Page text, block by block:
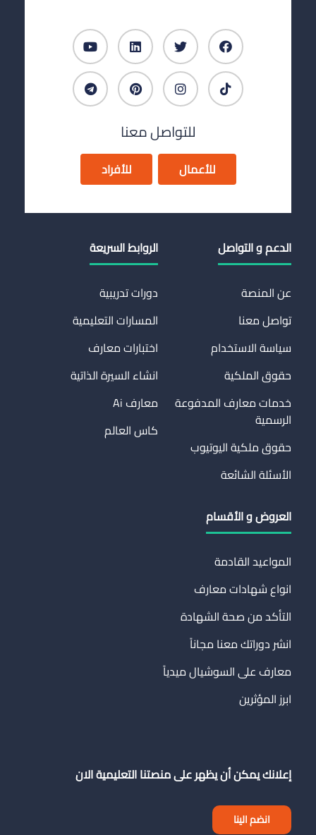
للتواصل معنا
للأعمال للأفراد
الدعم و التواصل
عن المنصة
تواصل معنا
سياسة الاستخدام
حقوق الملكية
خدمات معارف المدفوعة
الرسمية
حقوق ملكية اليوتيوب
الأسئلة الشائعة
الروابط السريعة
دورات تدريبية
المسارات التعليمية
اختبارات معارف
انشاء السيرة الذاتية
معارف Ai
كاس العالم
العروض و الأقسام
المواعيد القادمة
انواع شهادات معارف
التأكد من صحة الشهادة
انشر دوراتك معنا مجاناً
معارف على السوشيال ميدياً
ابرز المؤثرين
إعلانك يمكن أن يظهر على منصتنا التعليمية الان
انضم الينا